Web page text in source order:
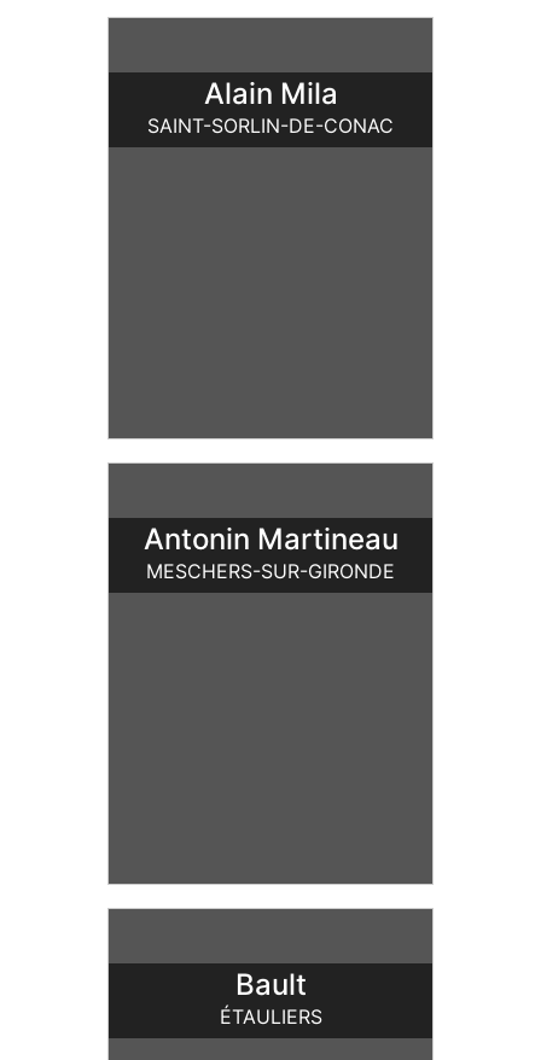
Alain Mila
SAINT-SORLIN-DE-CONAC
Antonin Martineau
MESCHERS-SUR-GIRONDE
Bault
ÉTAULIERS